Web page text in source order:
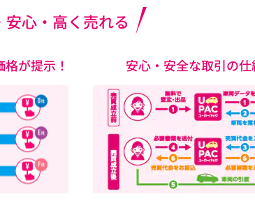
安心・高く売れる
が提示！ 安心・安全な取引の仕